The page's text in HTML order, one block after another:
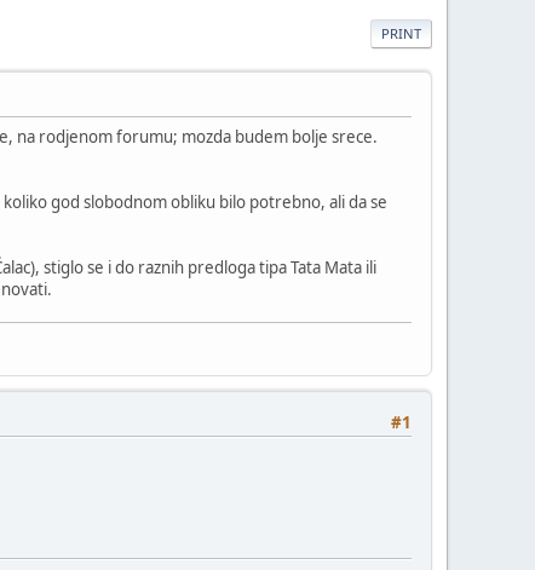
PRINT
na rodjenom forumu; mozda budem bolje srece.
god slobodnom obliku bilo potrebno, ali da se
stiglo se i do raznih predloga tipa Tata Mata ili
#1